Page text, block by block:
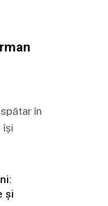
în
își
și